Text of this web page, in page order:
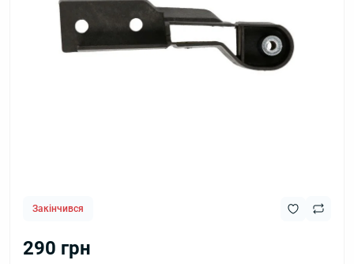
Закінчився
290 грн